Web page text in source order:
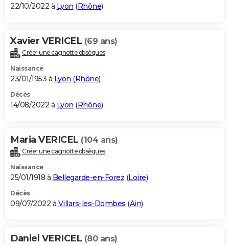
22/10/2022 à Lyon (Rhône)
Xavier VERICEL (69 ans)
Créer une cagnotte obsèques
Naissance
23/01/1953 à Lyon (Rhône)
Décès
14/08/2022 à Lyon (Rhône)
Maria VERICEL (104 ans)
Créer une cagnotte obsèques
Naissance
25/01/1918 à Bellegarde-en-Forez (Loire)
Décès
09/07/2022 à Villars-les-Dombes (Ain)
Daniel VERICEL (80 ans)